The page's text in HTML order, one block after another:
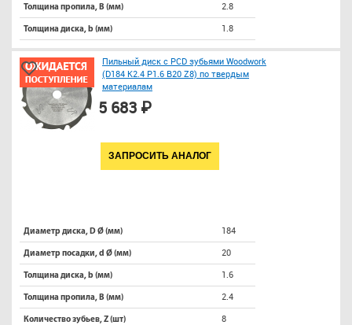
Толщина пропила, B (мм) 2.8
Толщина диска, b (мм) 1.8
Пильный диск с PCD зубьями Woodwork
(D184 K2.4 P1.6 B20 Z8) по твердым
материалам
5 683 ₽
ЗАПРОСИТЬ АНАЛОГ
Диаметр диска, D Ø (мм) 184
Диаметр посадки, d Ø (мм) 20
Толщина диска, b (мм) 1.6
Толщина пропила, B (мм) 2.4
Количество зубьев, Z (шт) 8